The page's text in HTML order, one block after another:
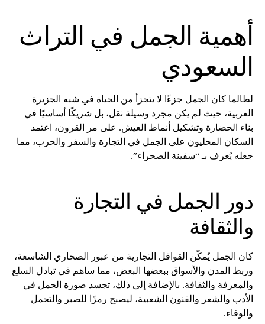
أهمية الجمل في التراث
السعودي
لطالما كان الجمل جزءًا لا يتجزأ من الحياة في شبه الجزيرة
العربية، حيث لم يكن مجرد وسيلة نقل، بل شريكًا أساسيًا في
بناء الحضارة وتشكيل أنماط العيش. على مر القرون، اعتمد
السكان المحليون على الجمل في التجارة والسفر والحرب، مما
جعله يُعرف بـ “سفينة الصحراء”.
دور الجمل في التجارة
والثقافة
كان الجمل يُمكّن القوافل التجارية من عبور الصحاري الشاسعة،
وربط المدن والأسواق ببعضها البعض، مما ساهم في تبادل السلع
والمعرفة والثقافة. بالإضافة إلى ذلك، تجسد صورة الجمل في
الأدب والشعر والفنون الشعبية، ليصبح رمزًا للصبر والتحمل
والوفاء.